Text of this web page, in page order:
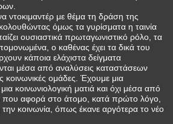
ντοκιμαντέρ με θέμα τη δράση της
όμως τα γυρίσματα η ταινία
ουσιαστικά πρωταγωνιστικό ρόλο, τα
ο καθένας έχει τα δικά του
κάποια ελάχιστα δείγματα
μέσα από αναλύσεις καταστάσεων
ομάδες. Έχουμε μια
κοινωνιολογική ματιά και όχι μέσα από
που αφορά στο άτομο, κατά πρώτο λόγο,
την κοινωνία, όπως έκανε αργότερα το νέο